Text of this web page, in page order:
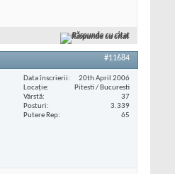
Răspunde cu citat
#11684
Data înscrierii
20th April 2006
Locaţie
Pitesti / Bucuresti
Vârstă
37
Posturi
3.339
Putere Rep
65